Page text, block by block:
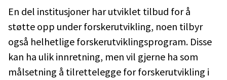
En del institusjoner har utviklet tilbud for å
støtte opp under forskerutvikling, noen tilbyr
også helhetlige forskerutviklingsprogram. Disse
kan ha ulik innretning, men vil gjerne ha som
målsetning å tilrettelegge for forskerutvikling i